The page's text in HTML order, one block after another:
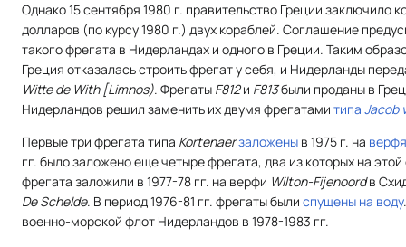
Однако 15 сентября 1980 г. правительство Греции заключило
долларов (по курсу 1980 г.) двух кораблей. Соглашение
такого фрегата в Нидерландах и одного в Греции. Таким
Греция отказалась строить фрегат у себя, и Нидерланды
Witte de With [Limnos). Фрегаты F812и F813были проданы в
Нидерландов решил заменить их двумя фрегатами типа Jacob
Первые три фрегата типа Kortenaerзаложены в 1975 г. на
гг. было заложено еще четыре фрегата, два из которых на
фрегата заложили в 1977-78 гг. на верфи Wilton-Fijenoordв
De Schelde. В период 1976-81 гг. фрегаты были спущены на воду
военно-морской флот Нидерландов в 1978-1983 гг.